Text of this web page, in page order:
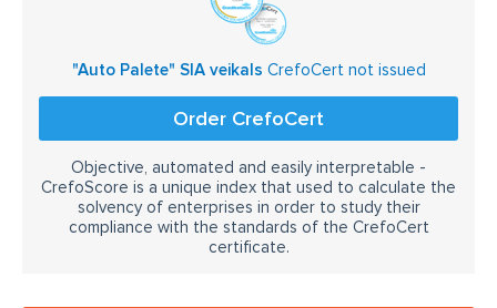
"Auto Palete" SIA veikals CrefoCert not issued
Order CrefoCert
Objective, automated and easily interpretable -
CrefoScore is a unique index that used to calculate the
solvency of enterprises in order to study their
compliance with the standards of the CrefoCert
certificate.